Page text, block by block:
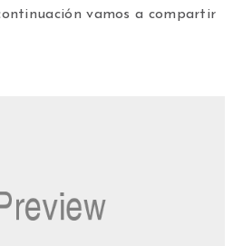
vamos a compartir